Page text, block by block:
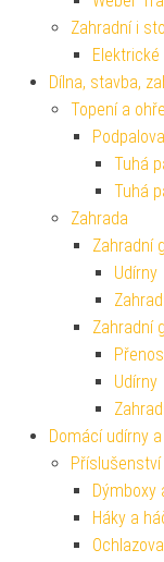
Zahradní i
Dílna, stavba,
Topení a
Tuhá
Tuhá
Zahrada
Zahradní
Udírny
Zahradní
Udírny
Domácí udírny
Dýmboxy
Háky a